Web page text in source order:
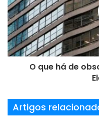
Museu
a
i
l
O que há de
Artigos